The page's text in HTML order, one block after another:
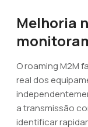
Melhoria
O roaming M2M
real dos
a transmissão
identificar